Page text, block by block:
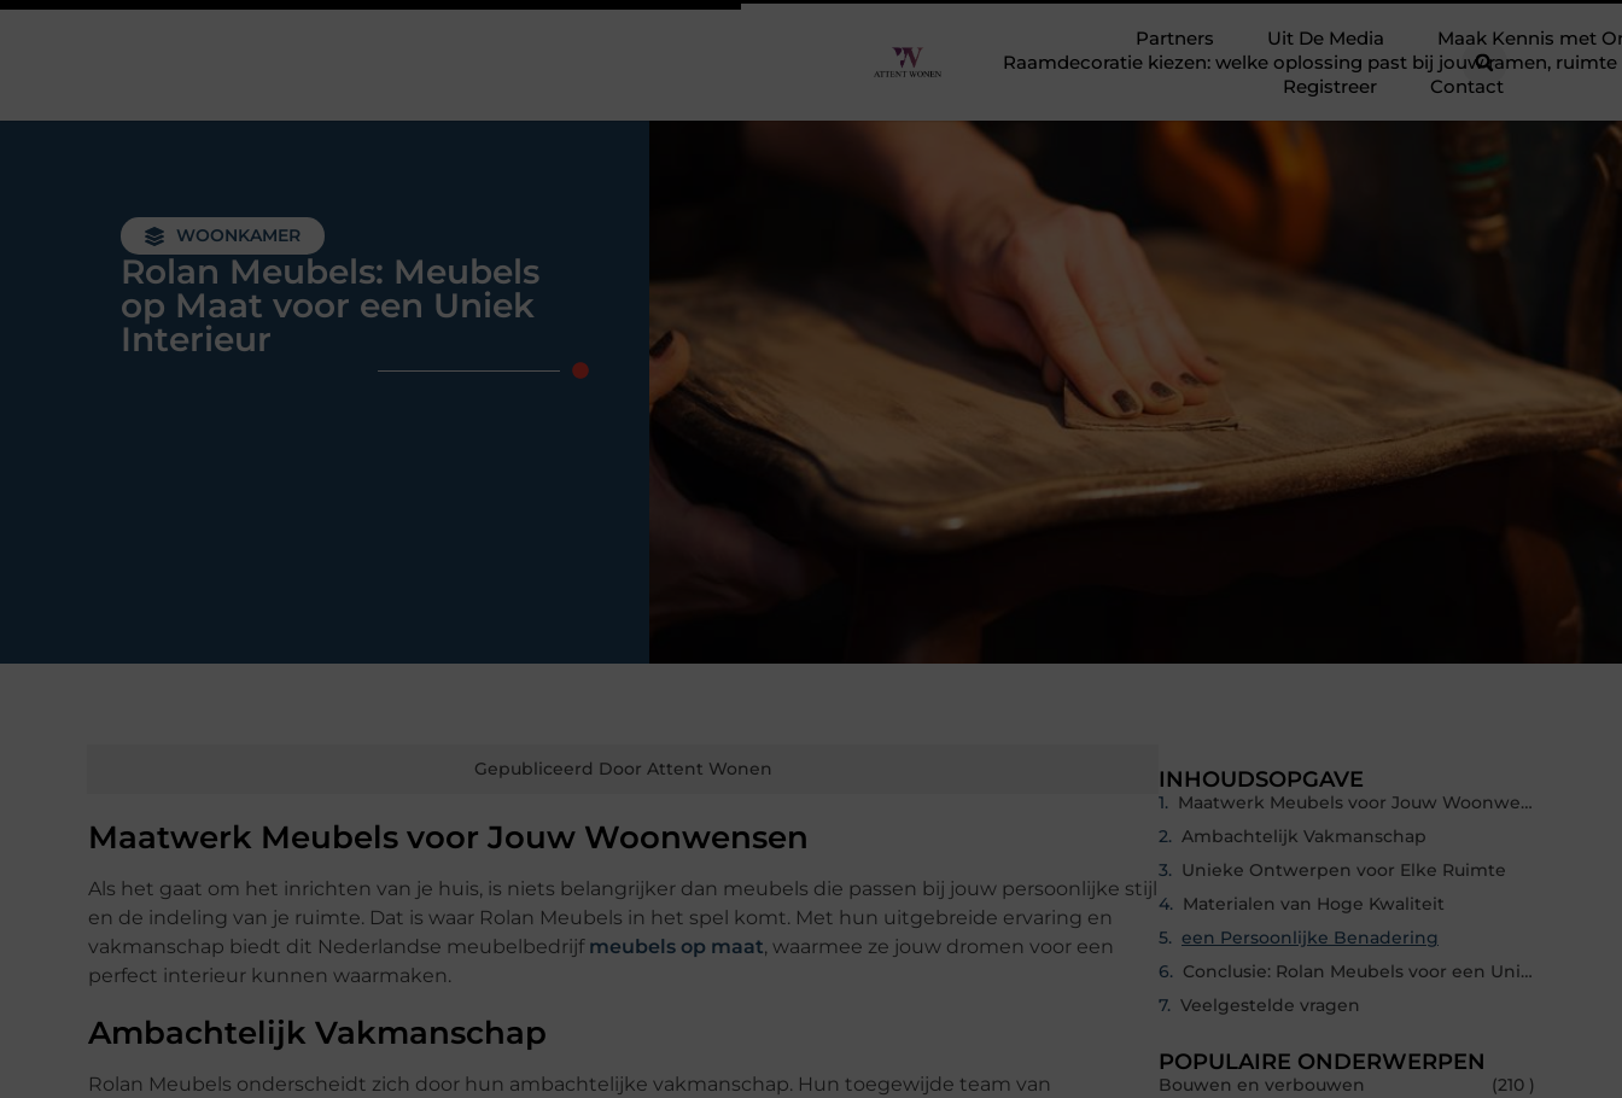
Partners Uit De Media
Maak Kennis met
Raamdecoratie kiezen: welke oplossing past bij jouw ramen,
Registreer
Contact
WOONKAMER
Rolan Meubels: Meubels
op Maat voor een Uniek
Interieur
Gepubliceerd Door Attent Wonen
Maatwerk Meubels voor Jouw Woonwensen
Als het gaat om het inrichten van je huis, is niets belangrijker dan meubels die passen bij jouw persoonlijke stijl
en de indeling van je ruimte. Dat is waar Rolan Meubels in het spel komt. Met hun uitgebreide ervaring en
vakmanschap biedt dit Nederlandse meubelbedrijf meubels op maat, waarmee ze jouw dromen voor een
perfect interieur kunnen waarmaken.
Ambachtelijk Vakmanschap
Rolan Meubels onderscheidt zich door hun ambachtelijke vakmanschap. Hun toegewijde team van
INHOUDSOPGAVE
Maatwerk Meubels voor Jouw Woonwensen
Ambachtelijk Vakmanschap
Unieke Ontwerpen voor Elke Ruimte
Materialen van Hoge Kwaliteit
een Persoonlijke Benadering
Conclusie: Rolan Meubels voor een Uniek Interieur
Veelgestelde vragen
POPULAIRE ONDERWERPEN
Bouwen en verbouwen
(210 )